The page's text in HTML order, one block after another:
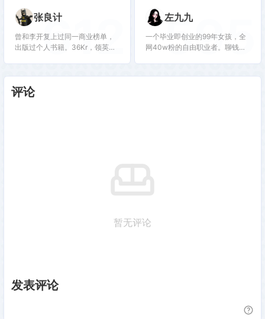
100天行动
张良计
曾和李开复上过同一商业榜单，
出版过个人书籍。36Kr，领英专
性，一起赚钱。
612 左九九
一个毕业即创业的99年女孩，全
网40w粉的自由职业者。聊钱聊
595
评论
暂无评论
发表评论